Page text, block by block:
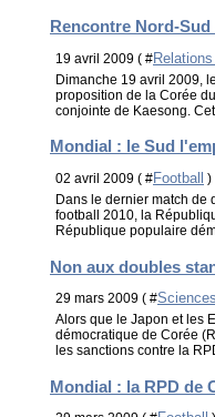
Rencontre Nord-
19 avril 2009 ( #
Dimanche 19 avril 2009,
proposition de la Corée
conjointe de Kaesong.
Mondial : le Sud
02 avril 2009 ( #Football )
Dans le dernier match de
football 2010, la
République populaire
Non aux doubles
29 mars 2009 ( #Sciences
Alors que le Japon et les
démocratique de Corée
les sanctions contre la
Mondial : la RPD de